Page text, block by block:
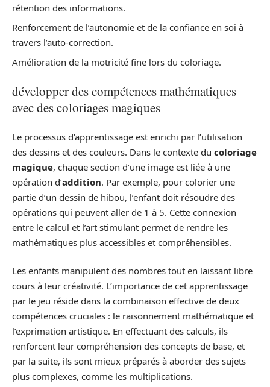
rétention des informations.
Renforcement de l’autonomie et de la confiance en soi à
travers l’auto-correction.
Amélioration de la motricité fine lors du coloriage.
développer des compétences mathématiques
avec des coloriages magiques
Le processus d’apprentissage est enrichi par l’utilisation
des dessins et des couleurs. Dans le contexte du coloriage
magique, chaque section d’une image est liée à une
opération d’addition. Par exemple, pour colorier une
partie d’un dessin de hibou, l’enfant doit résoudre des
opérations qui peuvent aller de 1 à 5. Cette connexion
entre le calcul et l’art stimulant permet de rendre les
mathématiques plus accessibles et compréhensibles.
Les enfants manipulent des nombres tout en laissant libre
cours à leur créativité. L’importance de cet apprentissage
par le jeu réside dans la combinaison effective de deux
compétences cruciales : le raisonnement mathématique et
l’exprimation artistique. En effectuant des calculs, ils
renforcent leur compréhension des concepts de base, et
par la suite, ils sont mieux préparés à aborder des sujets
plus complexes, comme les multiplications.